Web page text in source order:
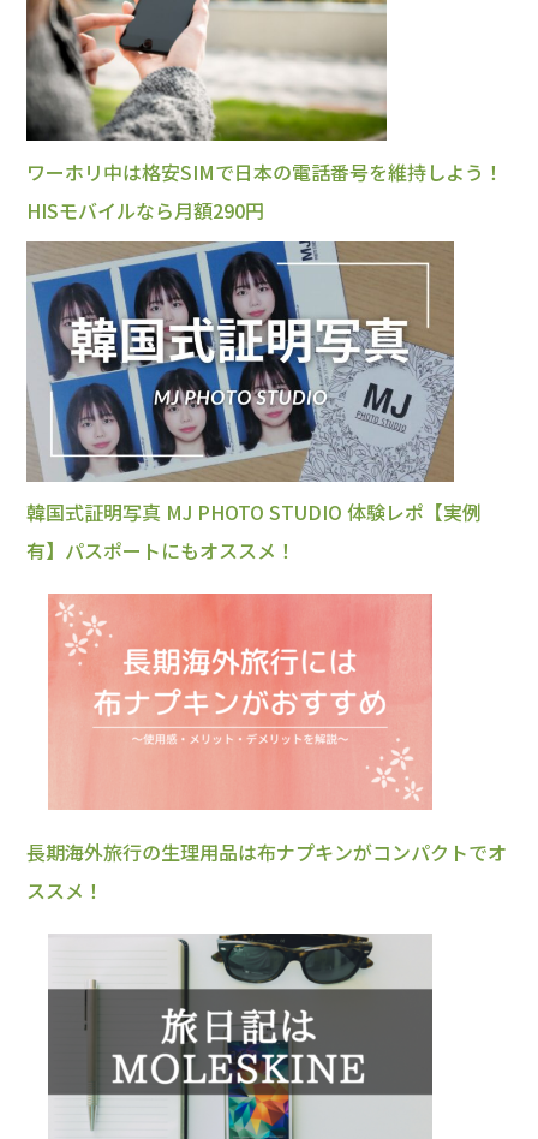
ワーホリ中は格安SIMで日本の電話番号を維持しよう！
HISモバイルなら月額290円
韓国式証明写真 MJ PHOTO STUDIO 体験レポ【実例
有】パスポートにもオススメ！
長期海外旅行の生理用品は布ナプキンがコンパクトでオ
ススメ！